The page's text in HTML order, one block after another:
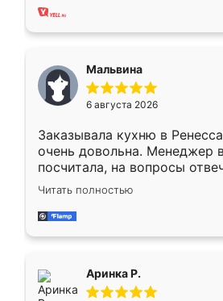
хорошее сборка достаточно
меньше, здесь же он более
Мне нравится ,если что-то
мебели буду заказывать
Мальвина
6 августа 2026
Заказывала кухню в
очень довольна. Менеджер
посчитала, на вопросы
Замерщик приехал в
делу со всей
за день, ребята работали
Читать полностью
Аринка Р.